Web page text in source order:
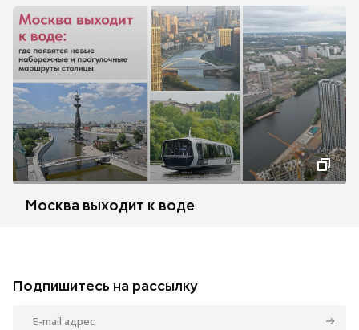
Москва выходит к воде
Подпишитесь на рассылку